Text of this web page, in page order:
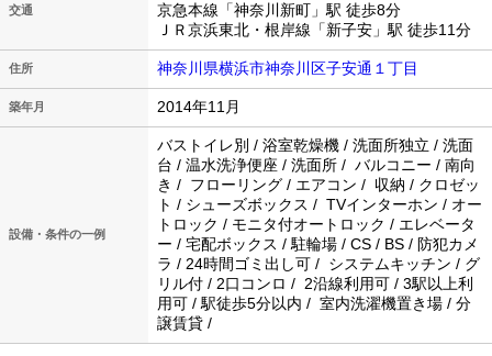
交通
京急本線「神奈川新町」駅 徒歩8分
ＪＲ京浜東北・根岸線「新子安」駅 徒歩11分
住所 神奈川県横浜市神奈川区子安通１丁目
築年月 2014年11月
設備・条件の一例
バストイレ別 / 浴室乾燥機 / 洗面所独立 / 洗面
台 / 温水洗浄便座 / 洗面所 / バルコニー / 南向
き / フローリング / エアコン / 収納 / クロゼッ
ト / シューズボックス / TVインターホン / オー
トロック / モニタ付オートロック / エレベータ
ー / 宅配ボックス / 駐輪場 / CS / BS / 防犯カメ
ラ / 24時間ゴミ出し可 / システムキッチン / グ
リル付 / 2口コンロ / 2沿線利用可 / 3駅以上利
用可 / 駅徒歩5分以内 / 室内洗濯機置き場 / 分
譲賃貸 /